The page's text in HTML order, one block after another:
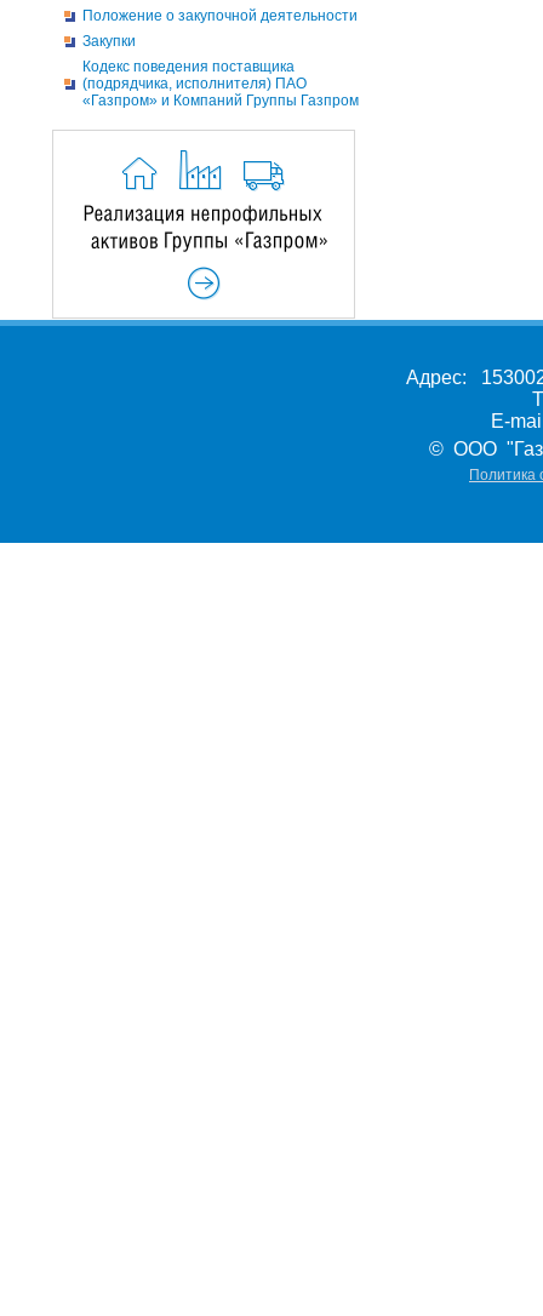
Положение о закупочной деятельности
Закупки
Кодекс поведения поставщика
(подрядчика, исполнителя) ПАО
«Газпром» и Компаний Группы Газпром
Адрес:
E-
© ООО
Политика